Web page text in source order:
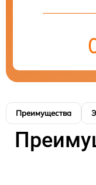
Преимущества